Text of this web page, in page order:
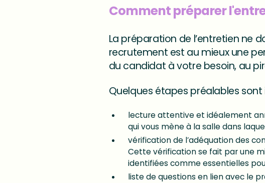
Comment préparer
La préparation de l’entretien ne
recrutement est au mieux une
du candidat à votre besoin, au
Quelques étapes préalables
lecture attentive et idéalement
qui vous mène à la salle dans
vérification de l’adéquation des
Cette vérification se fait par une
identifiées comme essentielles
liste de questions en lien avec le